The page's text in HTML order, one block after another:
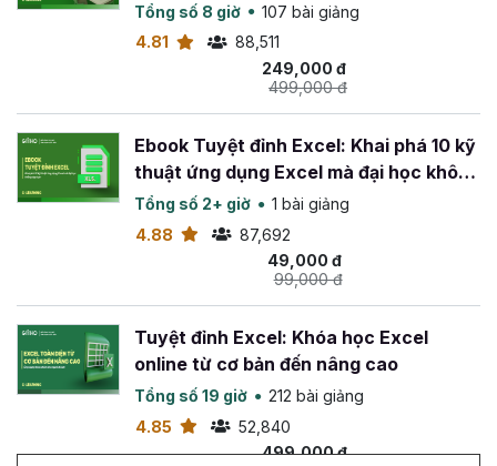
Tổng số 8 giờ
107 bài giảng
4.81
88,511
249,000 đ
499,000 đ
Ebook Tuyệt đỉnh Excel: Khai phá 10 kỹ
thuật ứng dụng Excel mà đại học không
dạy bạn
Tổng số 2+ giờ
1 bài giảng
4.88
87,692
49,000 đ
99,000 đ
Tuyệt đỉnh Excel: Khóa học Excel
online từ cơ bản đến nâng cao
Tổng số 19 giờ
212 bài giảng
4.85
52,840
499,000 đ